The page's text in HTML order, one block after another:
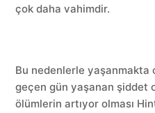
çok daha vahimdir.
Bu nedenlerle
geçen gün yaşanan şiddet
ölümlerin artıyor olması